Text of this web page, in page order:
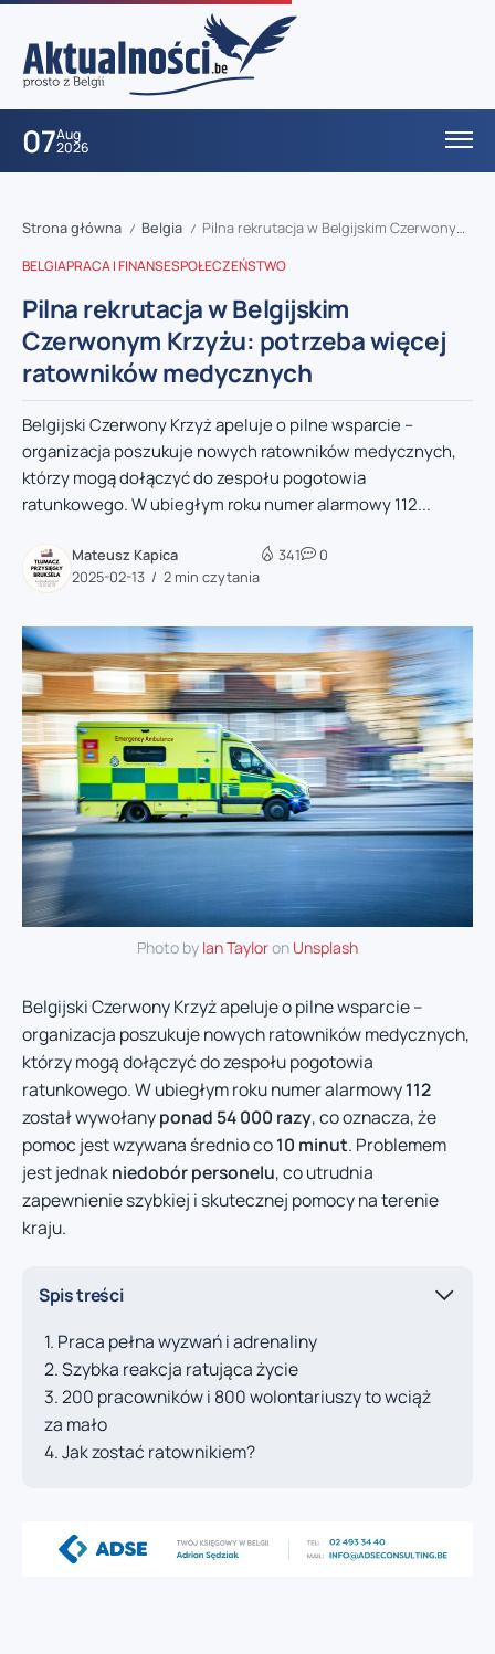
07Aug
2026
Strona główna / Belgia / Pilna rekrutacja w Belgijskim Czerwonym Krzyżu: potrzeba więcej ratowników medycznych
BELGIAPRACA I FINANSESPOŁECZEŃSTWO
Pilna rekrutacja w Belgijskim
Czerwonym Krzyżu: potrzeba więcej
ratowników medycznych
Belgijski Czerwony Krzyż apeluje o pilne wsparcie –
organizacja poszukuje nowych ratowników medycznych,
którzy mogą dołączyć do zespołu pogotowia
ratunkowego. W ubiegłym roku numer alarmowy 112...
Mateusz Kapica
2025-02-13
2 min czytania
341 0
Photo by Ian Tayloron Unsplash
Belgijski Czerwony Krzyż apeluje o pilne wsparcie –
organizacja poszukuje nowych ratowników medycznych,
którzy mogą dołączyć do zespołu pogotowia
ratunkowego. W ubiegłym roku numer alarmowy112
został wywołanyponad 54 000 razy, co oznacza, że
pomoc jest wzywana średnio co10 minut. Problemem
jest jednakniedobór personelu, co utrudnia
zapewnienie szybkiej i skutecznej pomocy na terenie
kraju.
Spis treści
Praca pełna wyzwań i adrenaliny
Szybka reakcja ratująca życie
200 pracowników i 800 wolontariuszy to wciąż
za mało
Jak zostać ratownikiem?